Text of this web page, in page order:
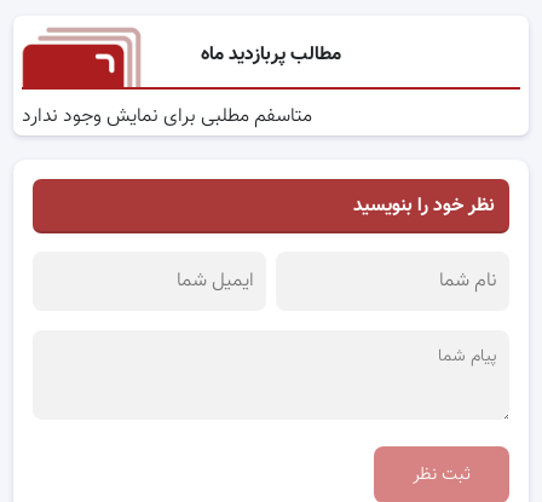
مطالب پربازدید ماه
متاسفم مطلبی برای نمایش وجود ندارد
نظر خود را بنویسید
ثبت نظر